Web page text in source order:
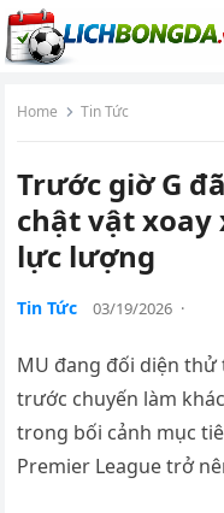
Home Tin Tức
Trước giờ G
chật vật xoay
lực lượng
Tin Tức 03/19/2026 ·
MU đang đối diện
trước chuyến làm
trong bối cảnh mục
Premier League trở